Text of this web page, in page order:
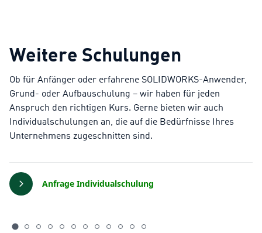
Weitere Schulungen
Ob für Anfänger oder erfahrene SOLIDWORKS-Anwender,
Grund- oder Aufbauschulung – wir haben für jeden
Anspruch den richtigen Kurs. Gerne bieten wir auch
Individualschulungen an, die auf die Bedürfnisse Ihres
Unternehmens zugeschnitten sind.
Anfrage Individualschulung